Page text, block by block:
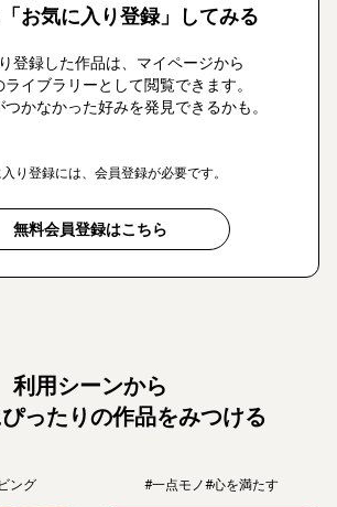
お気に入り登録」してみる
登録した作品は、マイページから
ライブラリーとして閲覧できます。
つかなかった好みを発見できるかも。
り登録には、会員登録が必要です。
無料会員登録はこちら
利用シーンから
ったりの作品をみつける
ング #一点モノ#心を満たす